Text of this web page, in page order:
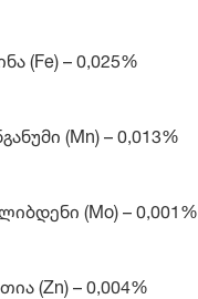
(Fe) – 0,025%
(Mn) – 0,013%
(Mo) – 0,001%
(Zn) – 0,004%